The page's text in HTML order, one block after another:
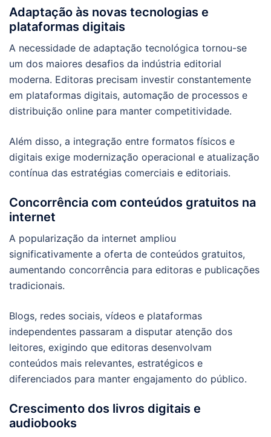
Adaptação às novas tecnologias e
plataformas digitais
A necessidade de adaptação tecnológica tornou-se
um dos maiores desafios da indústria editorial
moderna. Editoras precisam investir constantemente
em plataformas digitais, automação de processos e
distribuição online para manter competitividade.
Além disso, a integração entre formatos físicos e
digitais exige modernização operacional e atualização
contínua das estratégias comerciais e editoriais.
Concorrência com conteúdos gratuitos na
internet
A popularização da internet ampliou
significativamente a oferta de conteúdos gratuitos,
aumentando concorrência para editoras e publicações
tradicionais.
Blogs, redes sociais, vídeos e plataformas
independentes passaram a disputar atenção dos
leitores, exigindo que editoras desenvolvam
conteúdos mais relevantes, estratégicos e
diferenciados para manter engajamento do público.
Crescimento dos livros digitais e
audiobooks